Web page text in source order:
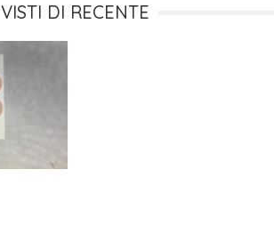
VISTI DI RECENTE